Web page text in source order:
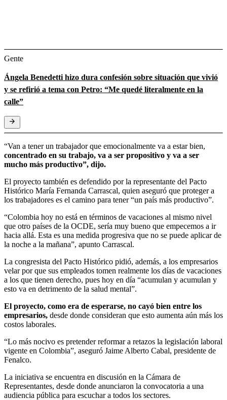
Gente
Ángela Benedetti hizo dura confesión sobre situación que vivió
y se refirió a tema con Petro: “Me quedé literalmente en la
calle”
“Van a tener un trabajador que emocionalmente va a estar bien,
concentrado en su trabajo, va a ser propositivo y va a ser
mucho más productivo”, dijo.
El proyecto también es defendido por la representante del Pacto
Histórico María Fernanda Carrascal, quien aseguró que proteger a
los trabajadores es el camino para tener “un país más productivo”.
“Colombia hoy no está en términos de vacaciones al mismo nivel
que otro países de la OCDE, sería muy bueno que empecemos a ir
hacia allá. Esta es una medida progresiva que no se puede aplicar de
la noche a la mañana”, apunto Carrascal.
La congresista del Pacto Histórico pidió, además, a los empresarios
velar por que sus empleados tomen realmente los días de vacaciones
a los que tienen derecho, pues hoy en día “acumulan y acumulan y
esto va en detrimento de la salud mental”.
El proyecto, como era de esperarse, no cayó bien entre los
empresarios, desde donde consideran que esto aumenta aún más los
costos laborales.
“Lo más nocivo es pretender reformar a retazos la legislación laboral
vigente en Colombia”, aseguró Jaime Alberto Cabal, presidente de
Fenalco.
La iniciativa se encuentra en discusión en la Cámara de
Representantes, desde donde anunciaron la convocatoria a una
audiencia pública para escuchar a todos los sectores.